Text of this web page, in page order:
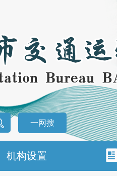
一网搜
机构设置